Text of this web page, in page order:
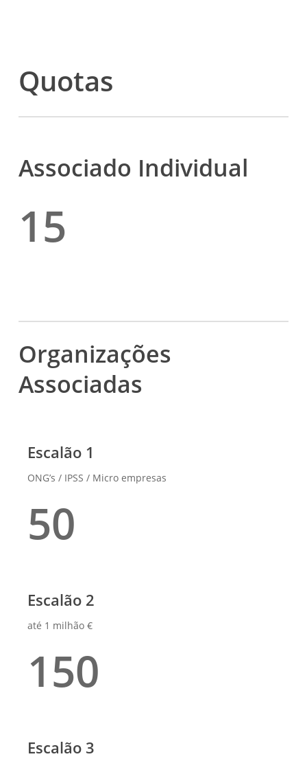
Quotas
Associado Individual
15
Organizações
Associadas
Escalão 1
ONG’s / IPSS / Micro empresas
50
Escalão 2
até 1 milhão €
150
Escalão 3